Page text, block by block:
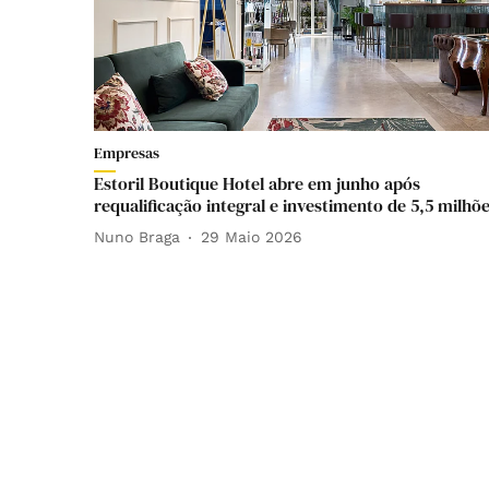
Empresas
Estoril Boutique Hotel abre em junho após
requalificação integral e investimento de 5,5
Nuno Braga 29 Maio 2026